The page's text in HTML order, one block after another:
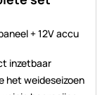
+ 12V accu
inzetbaar
het weideseizoen